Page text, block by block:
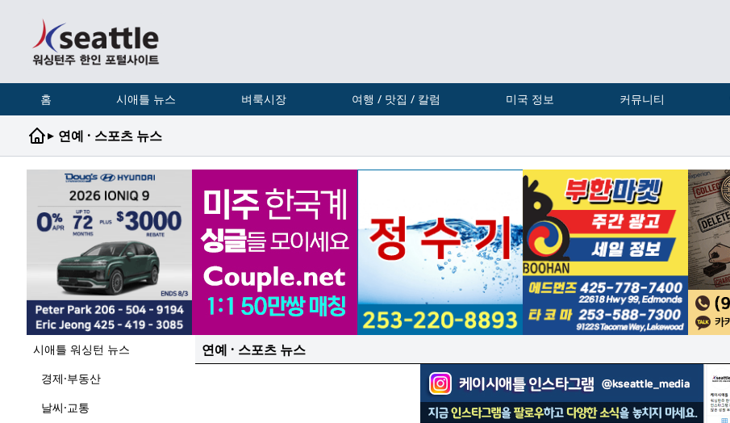
홈 시애틀 뉴스 벼룩시장 여행 / 맛집 / 칼럼 미국 정보 커뮤니티
▸ 연예 · 스포츠 뉴스
시애틀 워싱턴 뉴스
경제·부동산
날씨·교통
연예 · 스포츠 뉴스